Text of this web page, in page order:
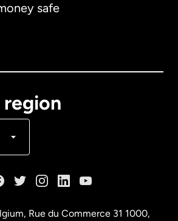
safe
Rue du Commerce 31 1000,